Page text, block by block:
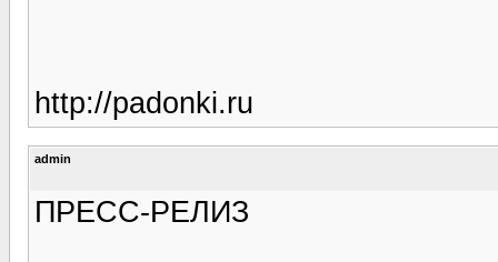
http://padonki.ru
admin
ПРЕСС-РЕЛИЗ